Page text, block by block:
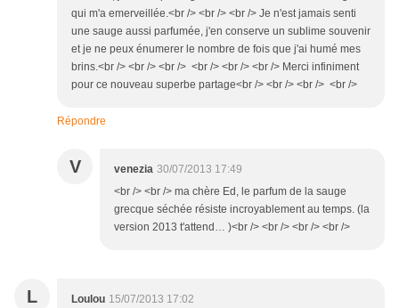
qui m'a emerveillée.<br /> <br /> <br /> Je n'est jamais senti
une sauge aussi parfumée, j'en conserve un sublime souvenir
et je ne peux énumerer le nombre de fois que j'ai humé mes
brins.<br /> <br /> <br /> <br /> <br /> <br /> Merci infiniment
pour ce nouveau superbe partage<br /> <br /> <br /> <br />
Répondre
V venezia 30/07/2013 17:49
<br /> <br /> ma chère Ed, le parfum de la sauge
grecque séchée résiste incroyablement au temps. (la
version 2013 t'attend… )<br /> <br /> <br /> <br />
L Loulou 15/07/2013 17:02